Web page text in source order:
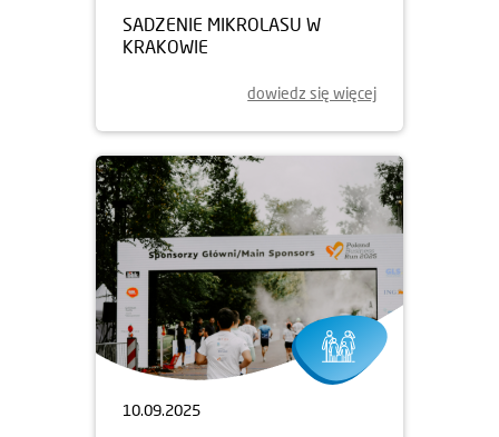
SADZENIE MIKROLASU W
KRAKOWIE
dowiedz się więcej
10.09.2025